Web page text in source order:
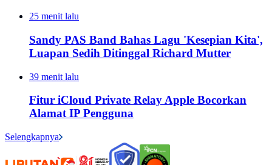
25 menit lalu
Sandy PAS Band Bahas Lagu 'Kesepian Kita',
Luapan Sedih Ditinggal Richard Mutter
39 menit lalu
Fitur iCloud Private Relay Apple Bocorkan
Alamat IP Pengguna
Selengkapnya